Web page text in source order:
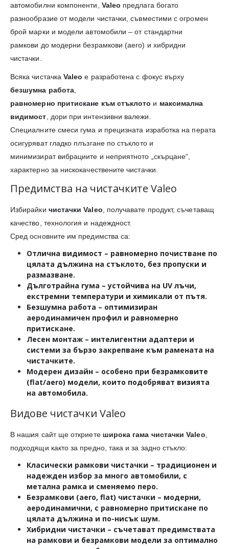
автомобилни компоненти, Valeo предлага богато
разнообразие от модели чистачки, съвместими с огромен
брой марки и модели автомобили – от стандартни
рамкови до модерни безрамкови (aero) и хибридни
чистачки.
Всяка чистачкаValeo е разработена с фокус върху
безшумна работа
равномерно притискане към стъклото и максимална
видимост , дори при интензивни валежи.
Специалните смеси гума и прецизната изработка на перата
осигуряват гладко плъзгане по стъклото и
минимизират вибрациите и неприятното „скърцане“,
характерно за нискокачествените чистачки.
Предимства на чистачките Valeo
Избирайки чистачки Valeo , получавате продукт, съчетаващ
качество, технология и надеждност.
Сред основните им предимства са:
Отлична видимост – равномерно почистване по
цялата дължина на стъклото, без пропуски и
размазване.
Дълготрайна гума – устойчива на UV лъчи,
екстремни температури и химикали от пътя.
Безшумна работа – оптимизиран
аеродинамичен профил и равномерно
притискане.
Лесен монтаж – интелигентни адаптери и
системи за бързо закрепване към рамената на
чистачките.
Модерен дизайн – особено при безрамковите
(flat/aero) модели, които подобряват визията
на автомобила.
Видове чистачки Valeo
В нашия сайт ще откриете широка гама чистачки Valeo
подходящи както за предно, така и за задно стъкло:
Класически рамкови чистачки – традиционен и
надежден избор за много автомобили, с
метална рамка и сменяемо перо.
Безрамкови (aero, flat) чистачки – модерни,
аеродинамични, с равномерно притискане по
цялата дължина и по-нисък шум.
Хибридни чистачки – съчетават предимствата
на рамкови и безрамкови модели за оптимално